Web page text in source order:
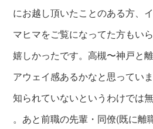
にお越し頂いたことのある方、
マヒマをご覧になってた方もい
嬉しかったです。高槻〜神戸と
アウェイ感あるかなと思ってい
知られていないというわけでは
。あと前職の先輩・同僚(既に離